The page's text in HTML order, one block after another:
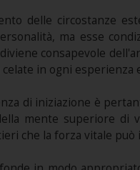
delle circostanze
ma esse
consapevole
in ogni esperienza
di iniziazione è
mente superiore
che la forza vitale